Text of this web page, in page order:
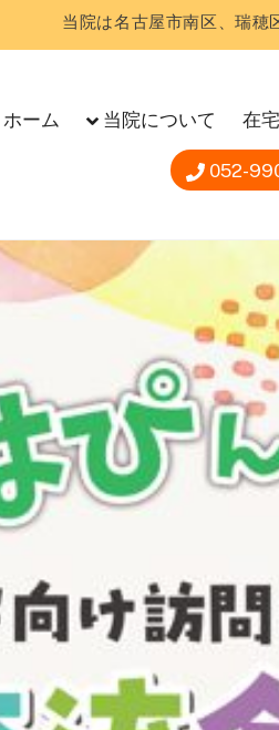
当院は名古屋市南区、瑞穂
ホーム 当院について 在
052-